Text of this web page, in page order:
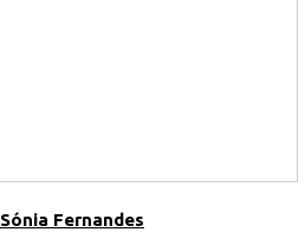
Sónia Fernandes